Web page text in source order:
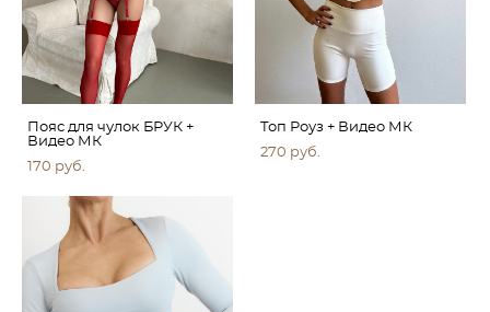
Пояс для чулок БРУК +
Видео МК
170 pуб.
Топ Роуз + Видео МК
270 pуб.